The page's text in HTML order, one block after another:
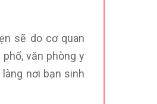
sẽ do cơ quan
văn phòng y
nơi bạn sinh